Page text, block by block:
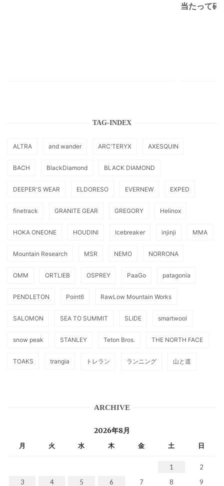
当たって砕
TAG-INDEX
ALTRA and wander ARC'TERYX AXESQUIN
BACH BlackDiamond BLACK DIAMOND
DEEPER'S WEAR ELDORESO EVERNEW EXPED
finetrack GRANITE GEAR GREGORY Helinox
HOKA ONEONE HOUDINI Icebreaker injinji MMA
Mountain Research MSR NEMO NORRONA
OMM ORTLIEB OSPREY PaaGo patagonia
PENDLETON Point6 RawLow Mountain Works
SALOMON SEA TO SUMMIT SLIDE smartwool
snow peak STANLEY Teton Bros. THE NORTH FACE
TOAKS trangia トレラン ランニング 山と道
ARCHIVE
2026年8月
月 火 水 木 金 土 日
1
2
3
4 5 6 7 8 9